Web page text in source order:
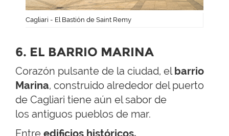
Cagliari - El Bastión de Saint Remy
6. EL BARRIO MARINA
Corazón pulsante de la ciudad, elbarrio
Marina, construido alrededor del puerto
de Cagliari tiene aún el sabor de
los antiguos pueblos de mar.
Entre edificios históricos,